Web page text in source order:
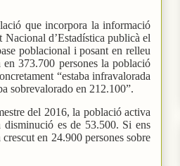
que incorpora la informació
Nacional d’Estadística publicà el
poblacional i posant en relleu
373.700 persones la població
“estaba infravalorada
sobrevalorado en 212.100”.
del 2016, la població activa
disminució es de 53.500. Si ens
en 24.900 persones sobre